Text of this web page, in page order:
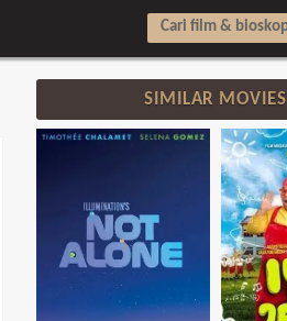
SIMILAR MOVIES